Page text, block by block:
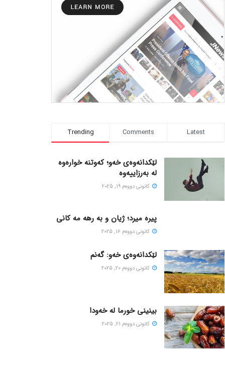
Trending Comments Latest
لێکدانەوەی خەو؛ کەوتنە خوارەوە
لە بەرزاییەوە
كانونی دووه‌م 19, 2025
پیره میرد؛ ژیان و به رهه مه کانی
كانونی دووه‌م 16, 2025
لێکدانەوەی خەو: گەنم
كانونی دووه‌م 20, 2025
بینینی خورما لە خەودا
كانونی دووه‌م 21, 2025